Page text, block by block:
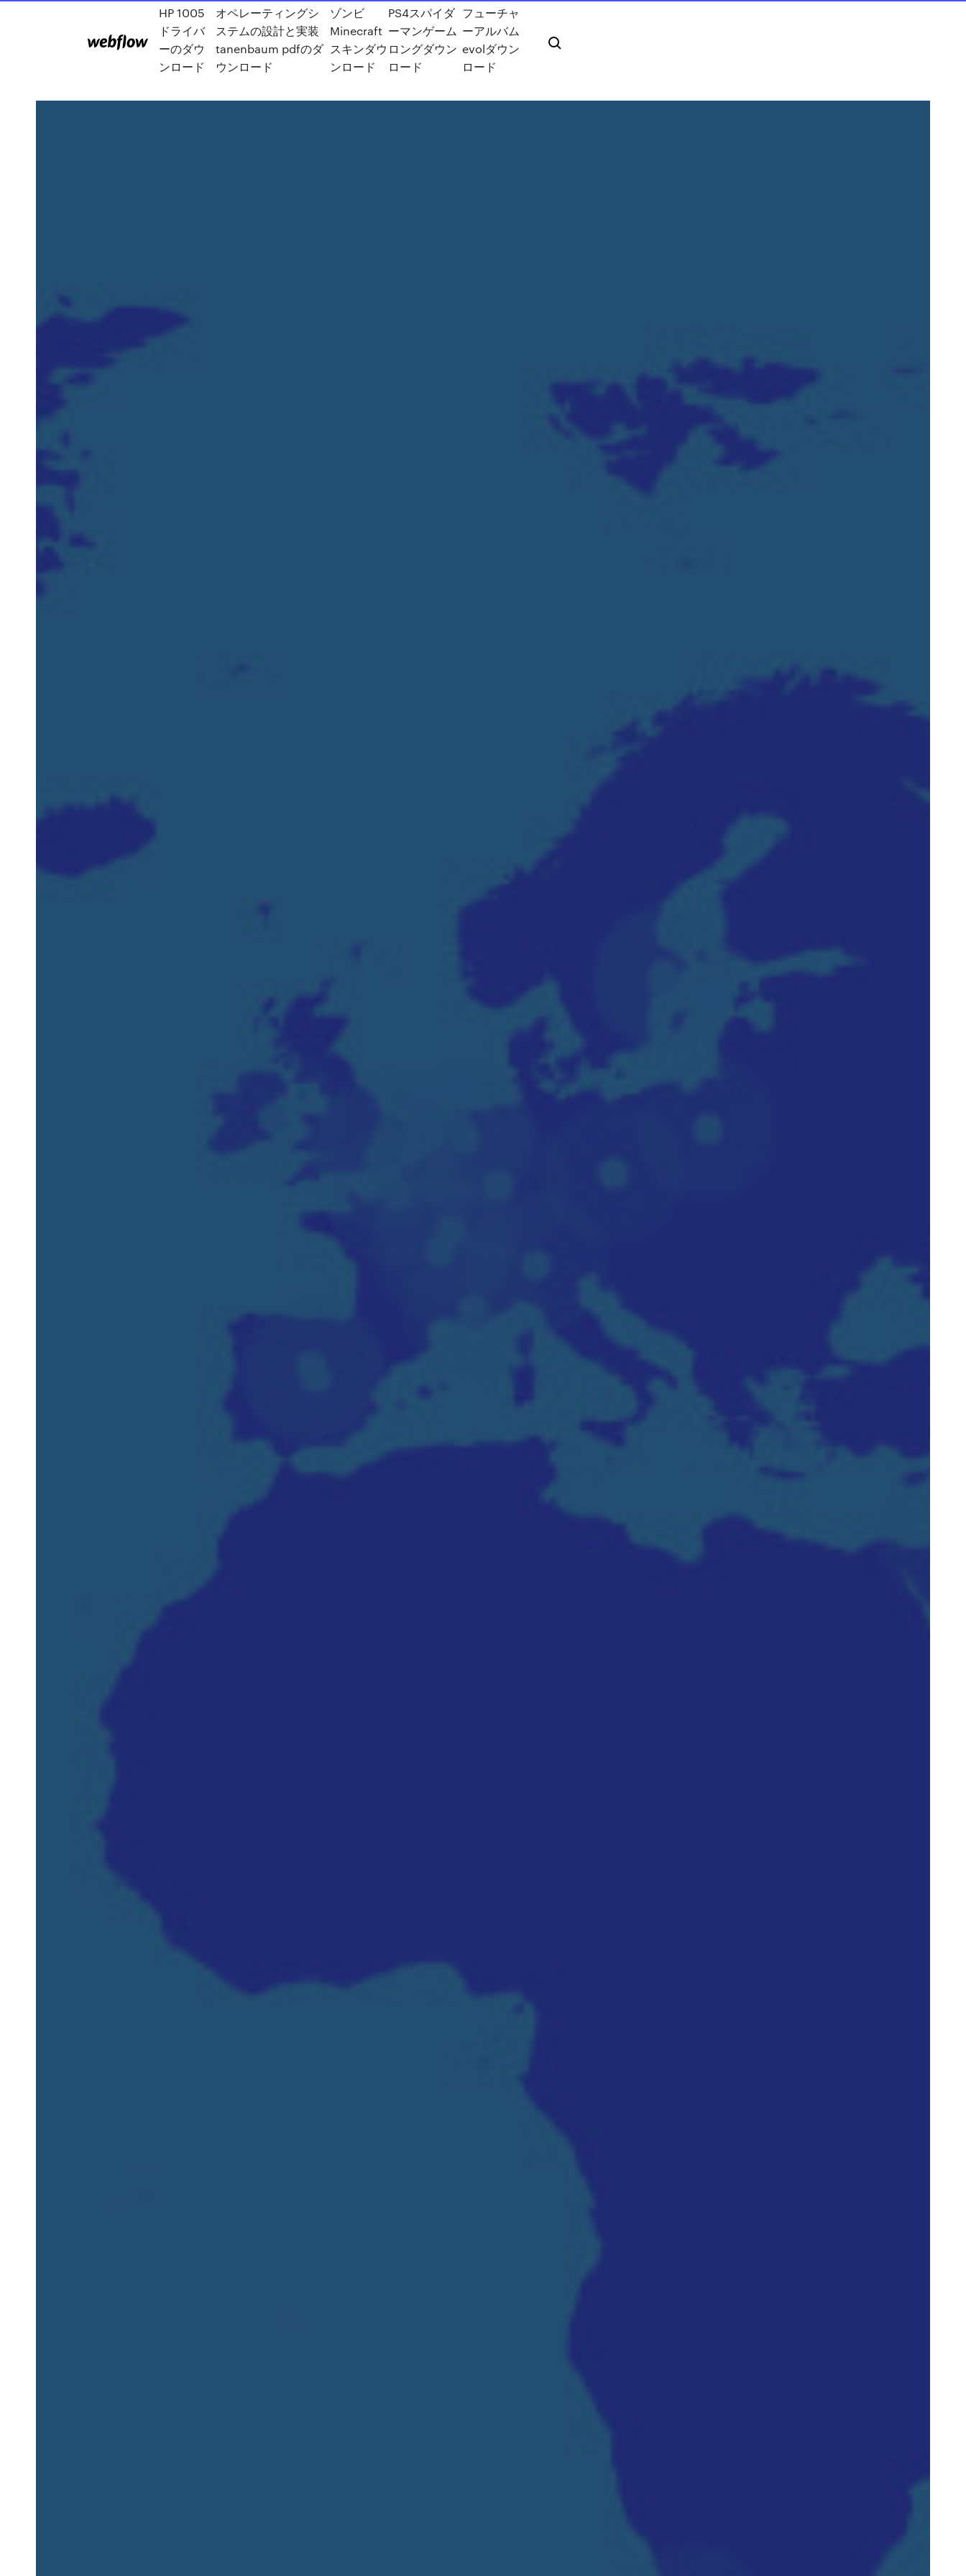
HP 1005
ドライバ
ーのダウ
ンロード
オペレーティングシ
ステムの設計と実装
tanenbaum pdfのダ
ウンロード
ゾンビ
Minecraft
スキンダウ
ンロード
PS4スパイダ
ーマンゲーム
ロングダウン
ロード
フューチャ
ーアルバム
evolダウン
ロード